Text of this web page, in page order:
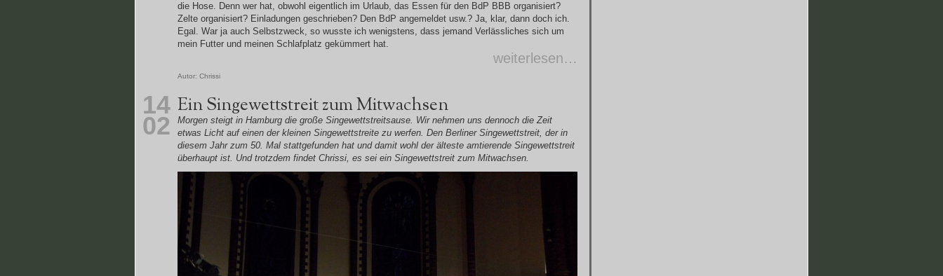
die Hose. Denn wer hat, obwohl eigentlich im Urlaub, das Essen für den BdP BBB organisiert?
Zelte organisiert? Einladungen geschrieben? Den BdP angemeldet usw.? Ja, klar, dann doch ich.
Egal. War ja auch Selbstzweck, so wusste ich wenigstens, dass jemand Verlässliches sich um
mein Futter und meinen Schlafplatz gekümmert hat.
weiterlesen…
Autor: Chrissi
14
02
Ein Singewettstreit zum Mitwachsen
Morgen steigt in Hamburg die große Singewettstreitsause. Wir nehmen uns dennoch die Zeit
etwas Licht auf einen der kleinen Singewettstreite zu werfen. Den Berliner Singewettstreit, der in
diesem Jahr zum 50. Mal stattgefunden hat und damit wohl der älteste amtierende Singewettstreit
überhaupt ist. Und trotzdem findet Chrissi, es sei ein Singewettstreit zum Mitwachsen.